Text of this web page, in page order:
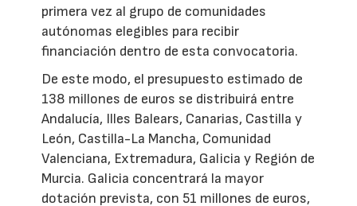
primera vez al grupo de comunidades
autónomas elegibles para recibir
financiación dentro de esta convocatoria.
De este modo, el presupuesto estimado de
138 millones de euros se distribuirá entre
Andalucía, Illes Balears, Canarias, Castilla y
León, Castilla-La Mancha, Comunidad
Valenciana, Extremadura, Galicia y Región de
Murcia. Galicia concentrará la mayor
dotación prevista, con 51 millones de euros,